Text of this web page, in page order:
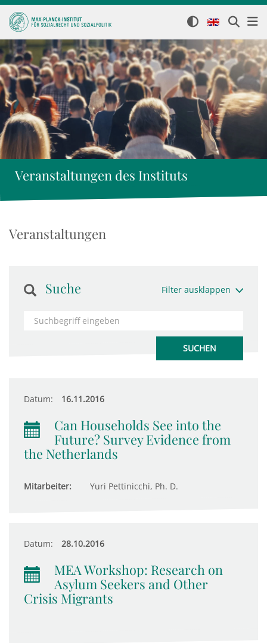
Veranstaltungen des Instituts
Veranstaltungen
Suche Filter ausklappen
Datum: 16.11.2016
Can Households See into the
Future? Survey Evidence from
the Netherlands
Mitarbeiter: Yuri Pettinicchi, Ph. D.
Datum: 28.10.2016
MEA Workshop: Research on
Asylum Seekers and Other
Crisis Migrants